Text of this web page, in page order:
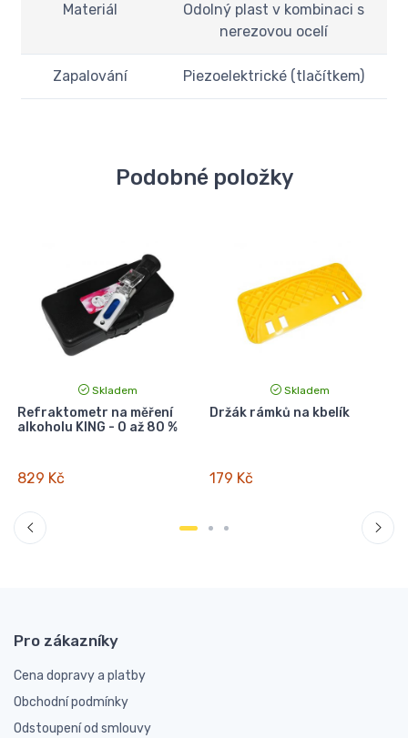
Materiál
Odolný plast v kombinaci s
nerezovou ocelí
Zapalování Piezoelektrické (tlačítkem)
Podobné položky
Skladem
Refraktometr na měření
alkoholu KING - 0 až 80 %
829 Kč
Skladem
Držák rámků na kbelík
179 Kč
Pro zákazníky
Cena dopravy a platby
Obchodní podmínky
Odstoupení od smlouvy